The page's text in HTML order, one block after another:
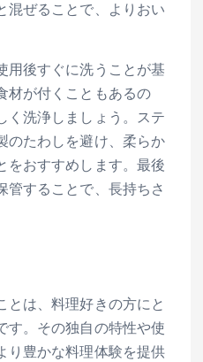
混ぜることで、よりおい
用後すぐに洗うことが基
材が付くこともあるの
く洗浄しましょう。ステ
のたわしを避け、柔らか
をおすすめします。最後
管することで、長持ちさ
とは、料理好きの方にと
す。その独自の特性や使
り豊かな料理体験を提供